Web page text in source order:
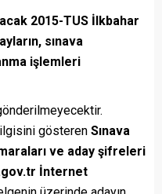
2015-TUS İlkbahar
sınava
işlemleri
gösteren Sınava
ve aday şifreleri
İnternet